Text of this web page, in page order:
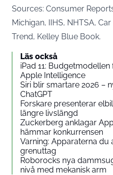
Sources: Consumer
Michigan, IIHS, NHTSA,
Trend, Kelley Blue Book.
Läs också
iPad 11:
Apple Intelligence
Siri blir smartare 2026 –
ChatGPT
Forskare presenterar
längre livslängd
Zuckerberg anklagar
hämmar konkurrensen
Varning: Apparaterna
grenuttag
Roborocks nya
nivå med mekanisk arm